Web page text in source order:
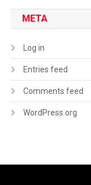
META
Log in
Entries feed
Comments feed
WordPress.org